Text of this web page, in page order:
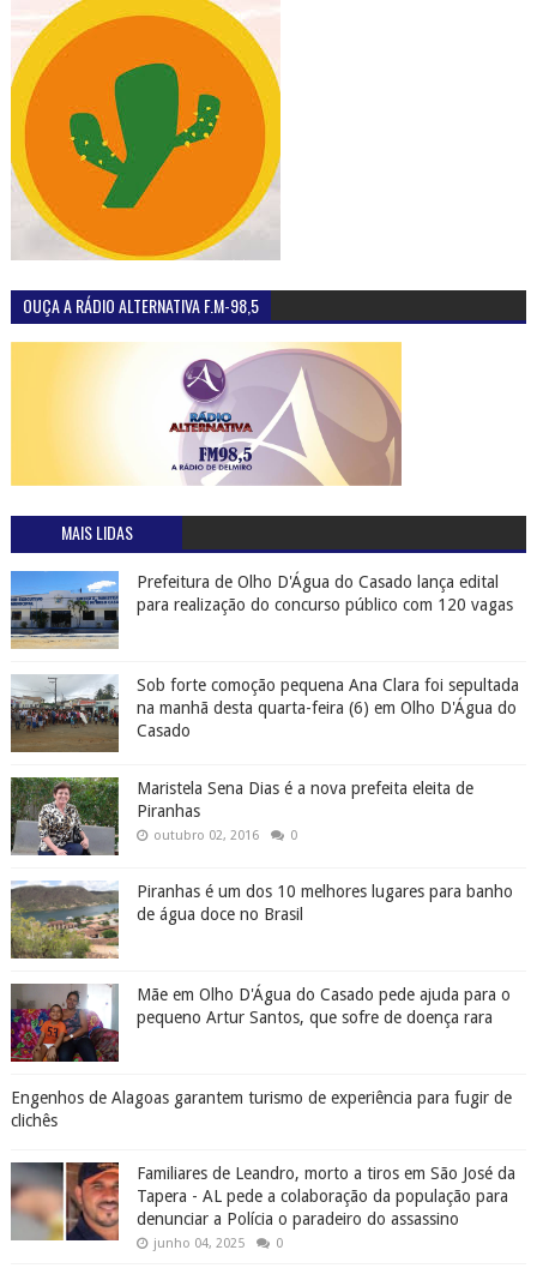
OUÇA A RÁDIO ALTERNATIVA F.M-98,5
MAIS LIDAS
Prefeitura de Olho D'Água do Casado lança edital
para realização do concurso público com 120 vagas
Sob forte comoção pequena Ana Clara foi sepultada
na manhã desta quarta-feira (6) em Olho D'Água do
Casado
Maristela Sena Dias é a nova prefeita eleita de
Piranhas
outubro 02, 2016 0
Piranhas é um dos 10 melhores lugares para banho
de água doce no Brasil
Mãe em Olho D'Água do Casado pede ajuda para o
pequeno Artur Santos, que sofre de doença rara
Engenhos de Alagoas garantem turismo de experiência para fugir de
clichês
Familiares de Leandro, morto a tiros em São José da
Tapera - AL pede a colaboração da população para
denunciar a Polícia o paradeiro do assassino
junho 04, 2025 0